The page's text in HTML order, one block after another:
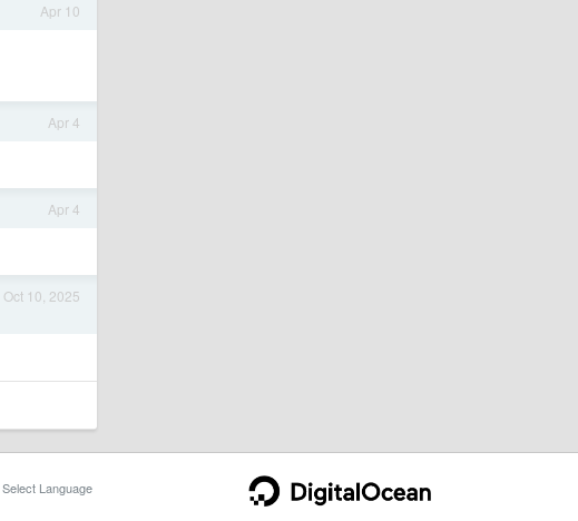
Apr 10
Apr 4
Apr 4
Oct 10, 2025
Select Language